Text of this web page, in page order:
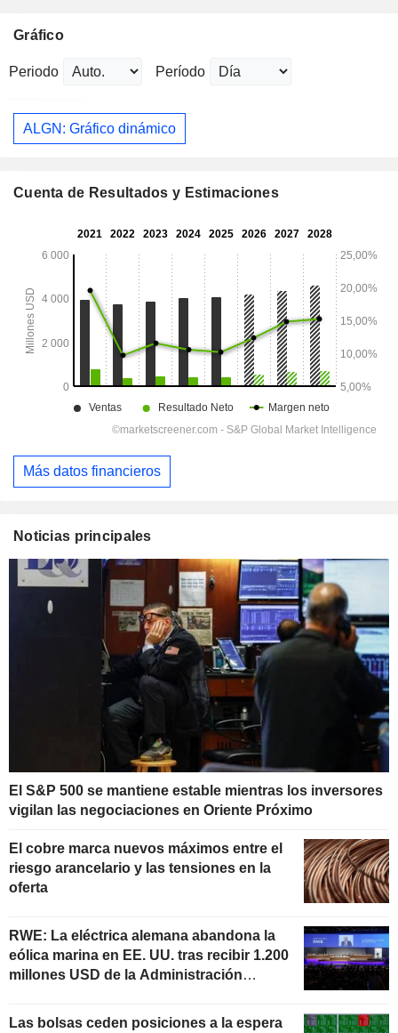
Gráfico
Periodo Período
ALGN: Gráfico dinámico
Cuenta de Resultados y Estimaciones
Más datos financieros
Noticias principales
El S&P 500 se mantiene estable mientras los inversores
vigilan las negociaciones en Oriente Próximo
El cobre marca nuevos máximos entre el
riesgo arancelario y las tensiones en la
oferta
RWE: La eléctrica alemana abandona la
eólica marina en EE. UU. tras recibir 1.200
millones USD de la Administración
Las bolsas ceden posiciones a la espera